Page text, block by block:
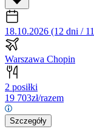
18.10.2026 (12 dni /
Warszawa Chopin
2 posiłki
19 703zł/razem
Szczegóły